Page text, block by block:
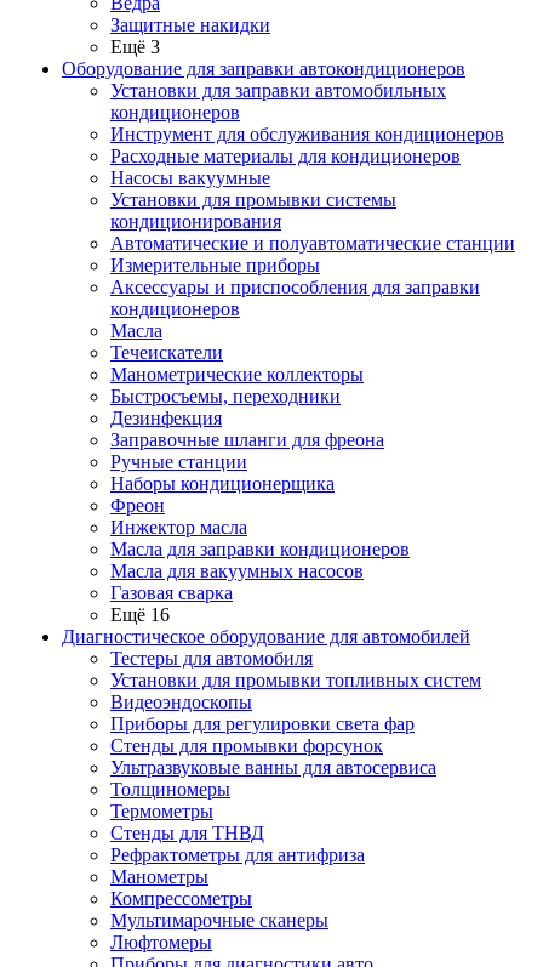
Защитные накидки
Ещё 3
Оборудование для заправки автокондиционеров
Установки для заправки автомобильных
кондиционеров
Инструмент для обслуживания кондиционеров
Расходные материалы для кондиционеров
Насосы вакуумные
Установки для промывки системы
кондиционирования
Автоматические и полуавтоматические станции
Измерительные приборы
Аксессуары и приспособления для заправки
кондиционеров
Масла
Течеискатели
Манометрические коллекторы
Быстросъемы, переходники
Дезинфекция
Заправочные шланги для фреона
Ручные станции
Наборы кондиционерщика
Фреон
Инжектор масла
Масла для заправки кондиционеров
Масла для вакуумных насосов
Газовая сварка
Ещё 16
Диагностическое оборудование для автомобилей
Тестеры для автомобиля
Установки для промывки топливных систем
Видеоэндоскопы
Приборы для регулировки света фар
Стенды для промывки форсунок
Ультразвуковые ванны для автосервиса
Толщиномеры
Термометры
Стенды для ТНВД
Рефрактометры для антифриза
Манометры
Компрессометры
Мультимарочные сканеры
Люфтомеры